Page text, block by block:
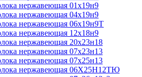
нержавеющая 01х19н9
нержавеющая 04х19н9
нержавеющая 06х19н9Т
нержавеющая 12х18н9
нержавеющая 20х23н18
нержавеющая 07х23н13
нержавеющая 07х25н13
нержавеющая 06Х25Н12ТЮ